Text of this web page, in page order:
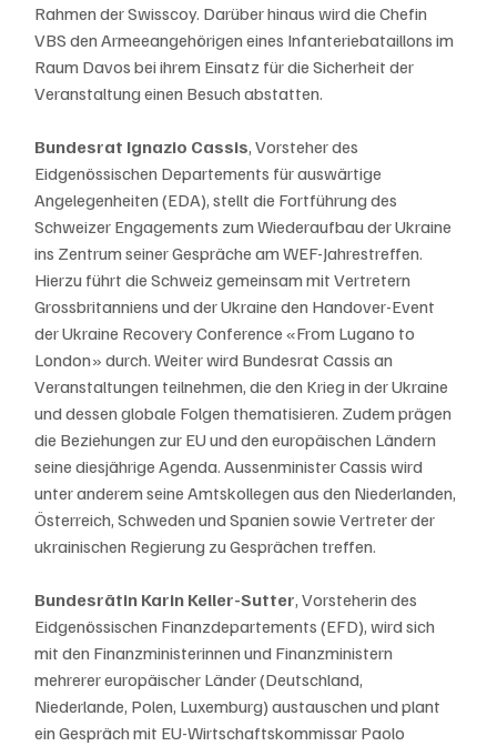
Rahmen der Swisscoy. Darüber hinaus wird die Chefin
VBS den Armeeangehörigen eines Infanteriebataillons im
Raum Davos bei ihrem Einsatz für die Sicherheit der
Veranstaltung einen Besuch abstatten.
Bundesrat Ignazio Cassis, Vorsteher des
Eidgenössischen Departements für auswärtige
Angelegenheiten (EDA), stellt die Fortführung des
Schweizer Engagements zum Wiederaufbau der Ukraine
ins Zentrum seiner Gespräche am WEF-Jahrestreffen.
Hierzu führt die Schweiz gemeinsam mit Vertretern
Grossbritanniens und der Ukraine den Handover-Event
der Ukraine Recovery Conference «From Lugano to
London» durch. Weiter wird Bundesrat Cassis an
Veranstaltungen teilnehmen, die den Krieg in der Ukraine
und dessen globale Folgen thematisieren. Zudem prägen
die Beziehungen zur EU und den europäischen Ländern
seine diesjährige Agenda. Aussenminister Cassis wird
unter anderem seine Amtskollegen aus den Niederlanden,
Österreich, Schweden und Spanien sowie Vertreter der
ukrainischen Regierung zu Gesprächen treffen.
Bundesrätin Karin Keller-Sutter, Vorsteherin des
Eidgenössischen Finanzdepartements (EFD), wird sich
mit den Finanzministerinnen und Finanzministern
mehrerer europäischer Länder (Deutschland,
Niederlande, Polen, Luxemburg) austauschen und plant
ein Gespräch mit EU-Wirtschaftskommissar Paolo